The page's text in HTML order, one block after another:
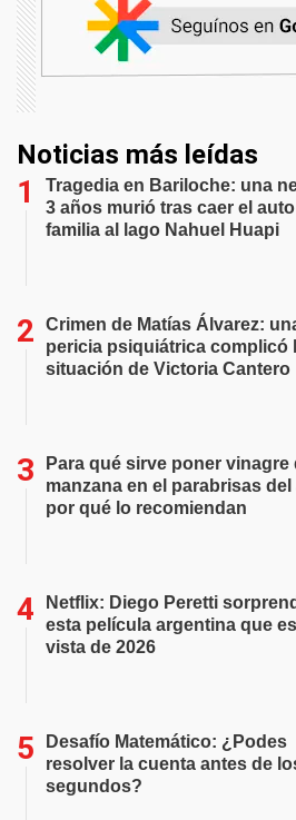
Noticias más leídas
Tragedia en Bariloche: una
3 años murió tras caer el
familia al lago Nahuel Huapi
Crimen de Matías Álvarez:
pericia psiquiátrica complicó
situación de Victoria Cantero
Para qué sirve poner vinagre
manzana en el parabrisas
por qué lo recomiendan
Netflix: Diego Peretti
esta película argentina que
vista de 2026
Desafío Matemático: ¿Podes
resolver la cuenta antes de
segundos?